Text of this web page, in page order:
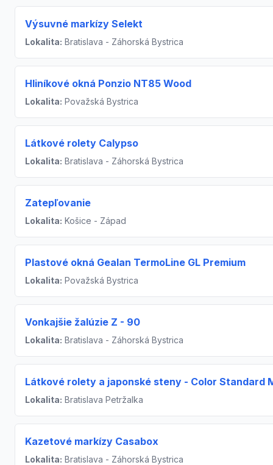
Výsuvné markízy Selekt
Lokalita: Bratislava - Záhorská Bystrica
Hliníkové okná Ponzio NT85 Wood
Lokalita: Považská Bystrica
Látkové rolety Calypso
Lokalita: Bratislava - Záhorská Bystrica
Zatepľovanie
Lokalita: Košice - Západ
Plastové okná Gealan TermoLine GL Premium
Lokalita: Považská Bystrica
Vonkajšie žalúzie Z - 90
Lokalita: Bratislava - Záhorská Bystrica
Látkové rolety a japonské steny - Color Standard
Lokalita: Bratislava Petržalka
Kazetové markízy Casabox
Lokalita: Bratislava - Záhorská Bystrica